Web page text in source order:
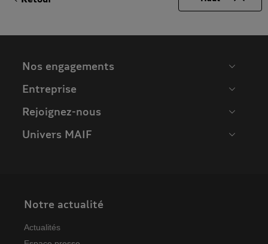
Nos engagements
Entreprise
Rejoignez-nous
Univers MAIF
Notre actualité
Actualités